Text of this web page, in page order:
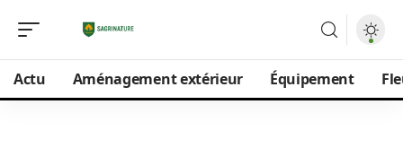
Actu Aménagement extérieur Équipement